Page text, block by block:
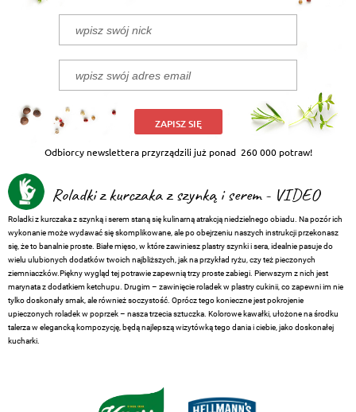
ZAPISZ SIĘ
Odbiorcy newslettera przyrządzili już ponad 260 000 potraw!
Roladki z kurczaka z szynką i serem - VIDEO
Roladki z kurczaka z szynką i serem staną się kulinarną atrakcją niedzielnego obiadu. Na pozór ich
wykonanie może wydawać się skomplikowane, ale po obejrzeniu naszych instrukcji przekonasz
się, że to banalnie proste. Białe mięso, w które zawiniesz plastry szynki i sera, idealnie pasuje do
wielu ulubionych dodatków twoich najbliższych, jak na przykład ryżu, czy też pieczonych
ziemniaczków.Piękny wygląd tej potrawie zapewnią trzy proste zabiegi. Pierwszym z nich jest
marynata z dodatkiem ketchupu. Drugim – zawinięcie roladek w plastry cukinii, co zapewni im nie
tylko doskonały smak, ale również soczystość. Oprócz tego konieczne jest pokrojenie
upieczonych roladek w poprzek – nasza trzecia sztuczka. Kolorowe kawałki, ułożone na środku
talerza w elegancką kompozycję, będą najlepszą wizytówką tego dania i ciebie, jako doskonałej
kucharki.